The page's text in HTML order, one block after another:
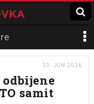
30. JUN 2026.
samit